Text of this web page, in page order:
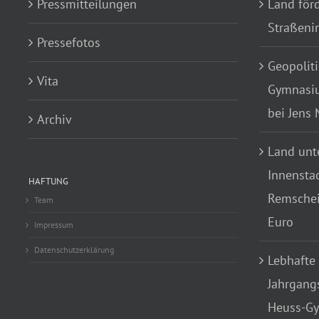
Pressmitteilungen
Pressefotos
Vita
Archiv
HAFTUNG
Team
Impressum
Datenschutzerklärung
Land
bei Jens
Land
Euro
Heuss-